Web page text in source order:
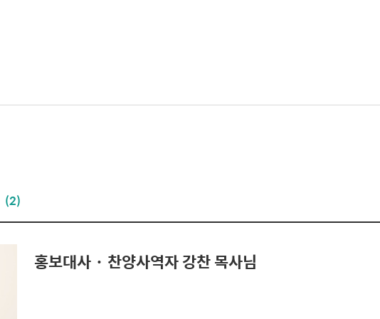
(2)
홍보대사 · 찬양사역자 강찬 목사님